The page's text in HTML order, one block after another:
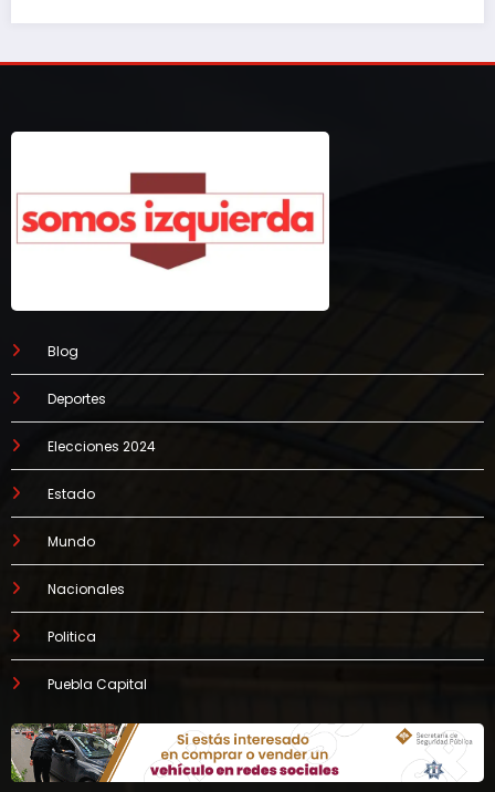
Blog
Deportes
Elecciones 2024
Estado
Mundo
Nacionales
Politica
Puebla Capital